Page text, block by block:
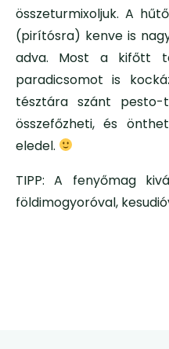
összeturmixoljuk. A
(pirítósra) kenve is
adva. Most a kifőtt
paradicsomot is
tésztára szánt pesto-
összefőzheti, és
eledel.
TIPP: A fenyőmag
földimogyoróval,